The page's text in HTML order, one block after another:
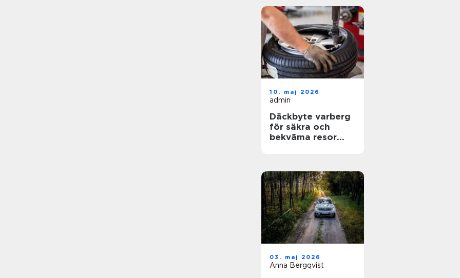
10. maj 2026
admin
Däckbyte varberg
för säkra och
bekväma resor
03. maj 2026
Anna Bergqvist